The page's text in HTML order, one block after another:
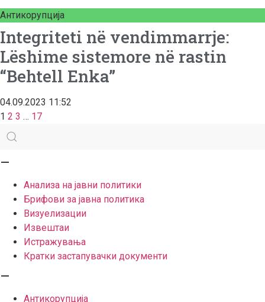
—
Анализа на јавни политики
Брифови за јавна политика
Визуелизации
Извештаи
Истражувања
Кратки застапувачки документи
—
Антикорупција
Антикорупција
Integriteti në vendimmarrje:
Lëshime sistemore në rastin
“Behtell Enka”
04.09.2023 11:52
1 2 3 … 17